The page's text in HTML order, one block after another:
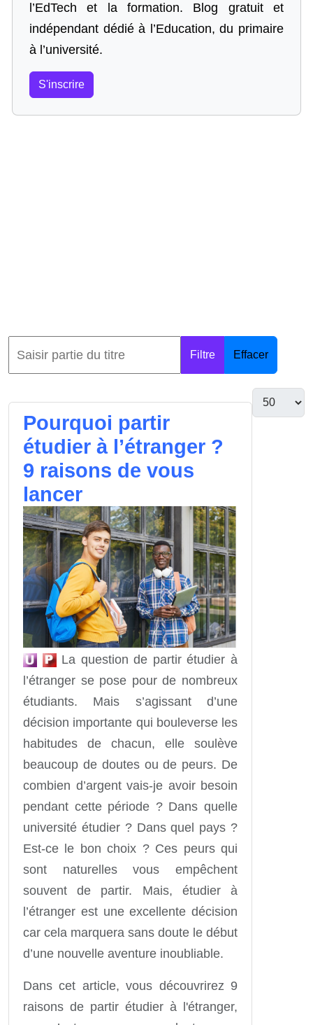
l’EdTech et la formation. Blog gratuit et
indépendant dédié à l’Education, du primaire
à l’université.
S'inscrire
Filtre Effacer
Pourquoi partir
étudier à l’étranger ?
9 raisons de vous
lancer
La question de partir étudier à
l’étranger se pose pour de nombreux
étudiants. Mais s’agissant d’une
décision importante qui bouleverse les
habitudes de chacun, elle soulève
beaucoup de doutes ou de peurs. De
combien d’argent vais-je avoir besoin
pendant cette période ? Dans quelle
université étudier ? Dans quel pays ?
Est-ce le bon choix ? Ces peurs qui
sont naturelles vous empêchent
souvent de partir. Mais, étudier à
l’étranger est une excellente décision
car cela marquera sans doute le début
d’une nouvelle aventure inoubliable.
Dans cet article, vous découvrirez 9
raisons de partir étudier à l'étranger,